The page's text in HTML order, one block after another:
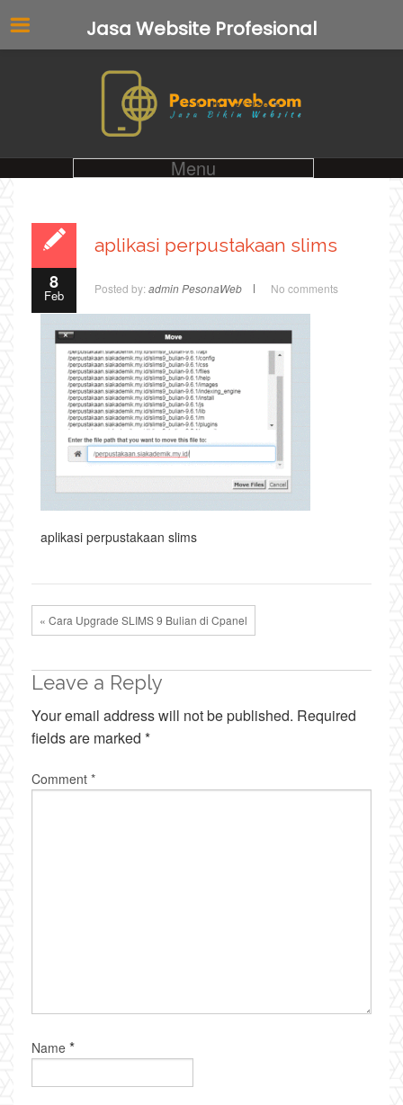
Menu
8
Feb
aplikasi perpustakaan slims
Posted by: admin PesonaWeb No comments
aplikasi perpustakaan slims
« Cara Upgrade SLIMS 9 Bulian di Cpanel
Leave a Reply
Your email address will not be published. Required
fields are marked *
Comment *
Name *
Jasa Website Profesional